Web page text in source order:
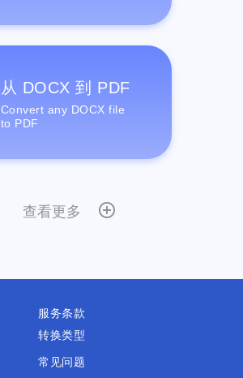
从 DOCX 到 PDF
Convert any DOCX file
to PDF
查看更多
服务条款
转换类型
常见问题